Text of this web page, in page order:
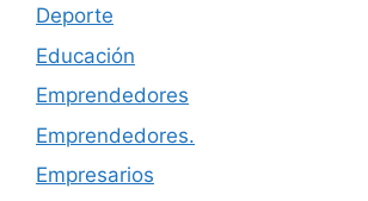
Deporte
Educación
Emprendedores
Emprendedores.
Empresarios